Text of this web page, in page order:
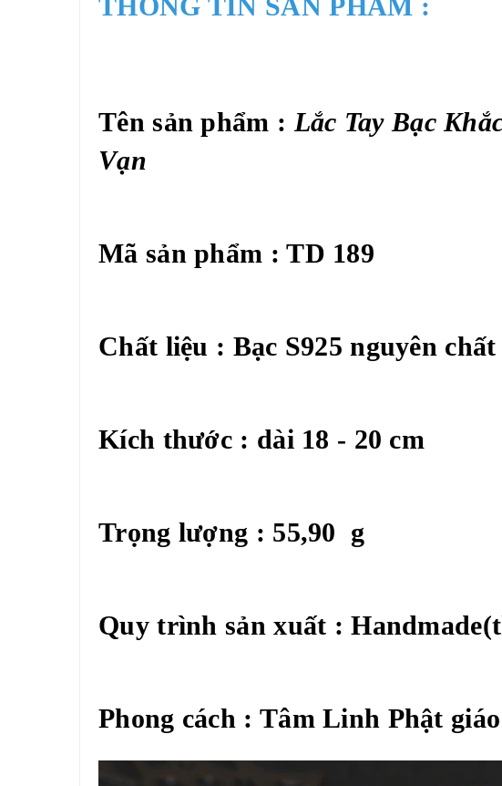
Tên sản phẩm : Lắc Tay Bạc
Vạn
Mã sản phẩm : TD 189
Chất liệu : Bạc S925 nguyên chất
Kích thước : dài 18 - 20 cm
Trọng lượng : 55,90 g
Quy trình sản xuất :
Phong cách : Tâm Linh Phật